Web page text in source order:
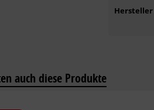
Hersteller
auch diese Produkte